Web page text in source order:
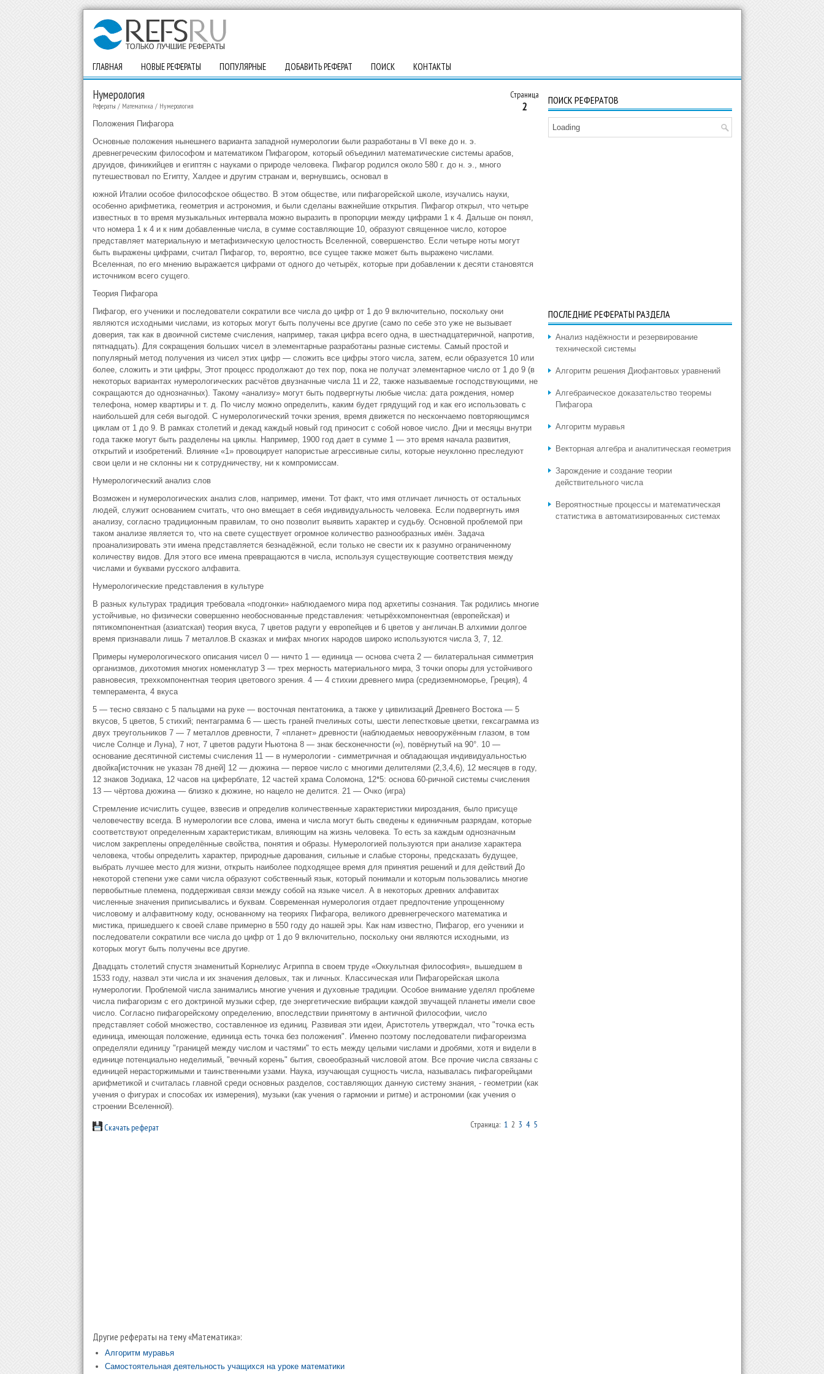
ГЛАВНАЯ НОВЫЕ РЕФЕРАТЫ ПОПУЛЯРНЫЕ ДОБАВИТЬ РЕФЕРАТ ПОИСК КОНТАКТЫ
Страница
2
Нумерология
Рефераты / Математика / Нумерология
Положения Пифагора
Основные положения нынешнего варианта западной нумерологии были разработаны в VI веке до н. э.
древнегреческим философом и математиком Пифагором, который объединил математические системы арабов,
друидов, финикийцев и египтян с науками о природе человека. Пифагор родился около 580 г. до н. э., много
путешествовал по Египту, Халдее и другим странам и, вернувшись, основал в
южной Италии особое философское общество. В этом обществе, или пифагорейской школе, изучались науки,
особенно арифметика, геометрия и астрономия, и были сделаны важнейшие открытия. Пифагор открыл, что четыре
известных в то время музыкальных интервала можно выразить в пропорции между цифрами 1 к 4. Дальше он понял,
что номера 1 к 4 и к ним добавленные числа, в сумме составляющие 10, образуют священное число, которое
представляет материальную и метафизическую целостность Вселенной, совершенство. Если четыре ноты могут
быть выражены цифрами, считал Пифагор, то, вероятно, все сущее также может быть выражено числами.
Вселенная, по его мнению выражается цифрами от одного до четырёх, которые при добавлении к десяти становятся
источником всего сущего.
Теория Пифагора
Пифагор, его ученики и последователи сократили все числа до цифр от 1 до 9 включительно, поскольку они
являются исходными числами, из которых могут быть получены все другие (само по себе это уже не вызывает
доверия, так как в двоичной системе счисления, например, такая цифра всего одна, в шестнадцатеричной, напротив,
пятнадцать). Для сокращения больших чисел в элементарные разработаны разные системы. Самый простой и
популярный метод получения из чисел этих цифр — сложить все цифры этого числа, затем, если образуется 10 или
более, сложить и эти цифры, Этот процесс продолжают до тех пор, пока не получат элементарное число от 1 до 9 (в
некоторых вариантах нумерологических расчётов двузначные числа 11 и 22, также называемые господствующими, не
сокращаются до однозначных). Такому «анализу» могут быть подвергнуты любые числа: дата рождения, номер
телефона, номер квартиры и т. д. По числу можно определить, каким будет грядущий год и как его использовать с
наибольшей для себя выгодой. С нумерологический точки зрения, время движется по нескончаемо повторяющимся
циклам от 1 до 9. В рамках столетий и декад каждый новый год приносит с собой новое число. Дни и месяцы внутри
года также могут быть разделены на циклы. Например, 1900 год дает в сумме 1 — это время начала развития,
открытий и изобретений. Влияние «1» провоцирует напористые агрессивные силы, которые неуклонно преследуют
свои цели и не склонны ни к сотрудничеству, ни к компромиссам.
Нумерологический анализ слов
Возможен и нумерологических анализ слов, например, имени. Тот факт, что имя отличает личность от остальных
людей, служит основанием считать, что оно вмещает в себя индивидуальность человека. Если подвергнуть имя
анализу, согласно традиционным правилам, то оно позволит выявить характер и судьбу. Основной проблемой при
таком анализе является то, что на свете существует огромное количество разнообразных имён. Задача
проанализировать эти имена представляется безнадёжной, если только не свести их к разумно ограниченному
количеству видов. Для этого все имена превращаются в числа, используя существующие соответствия между
числами и буквами русского алфавита.
Нумерологические представления в культуре
В разных культурах традиция требовала «подгонки» наблюдаемого мира под архетипы сознания. Так родились многие
устойчивые, но физически совершенно необоснованные представления: четырёхкомпонентная (европейская) и
пятикомпонентная (азиатская) теория вкуса, 7 цветов радуги у европейцев и 6 цветов у англичан.В алхимии долгое
время признавали лишь 7 металлов.В сказках и мифах многих народов широко используются числа 3, 7, 12.
Примеры нумерологического описания чисел 0 — ничто 1 — единица — основа счета 2 — билатеральная симметрия
организмов, дихотомия многих номенклатур 3 — трех мерность материального мира, 3 точки опоры для устойчивого
равновесия, трехкомпонентная теория цветового зрения. 4 — 4 стихии древнего мира (средиземноморье, Греция), 4
темперамента, 4 вкуса
5 — тесно связано с 5 пальцами на руке — восточная пентатоника, а также у цивилизаций Древнего Востока — 5
вкусов, 5 цветов, 5 стихий; пентаграмма 6 — шесть граней пчелиных соты, шести лепестковые цветки, гексаграмма из
двух треугольников 7 — 7 металлов древности, 7 «планет» древности (наблюдаемых невооружённым глазом, в том
числе Солнце и Луна), 7 нот, 7 цветов радуги Ньютона 8 — знак бесконечности (∞), повёрнутый на 90°. 10 —
основание десятичной системы счисления 11 — в нумерологии - симметричная и обладающая индивидуальностью
двойка[источник не указан 78 дней] 12 — дюжина — первое число с многими делителями (2,3,4,6), 12 месяцев в году,
12 знаков Зодиака, 12 часов на циферблате, 12 частей храма Соломона, 12*5: основа 60-ричной системы счисления
13 — чёртова дюжина — близко к дюжине, но нацело не делится. 21 — Очко (игра)
Стремление исчислить сущее, взвесив и определив количественные характеристики мироздания, было присуще
человечеству всегда. В нумерологии все слова, имена и числа могут быть сведены к единичным разрядам, которые
соответствуют определенным характеристикам, влияющим на жизнь человека. То есть за каждым однозначным
числом закреплены определённые свойства, понятия и образы. Нумерологией пользуются при анализе характера
человека, чтобы определить характер, природные дарования, сильные и слабые стороны, предсказать будущее,
выбрать лучшее место для жизни, открыть наиболее подходящее время для принятия решений и для действий До
некоторой степени уже сами числа образуют собственный язык, который понимали и которым пользовались многие
первобытные племена, поддерживая связи между собой на языке чисел. А в некоторых древних алфавитах
численные значения приписывались и буквам. Современная нумерология отдает предпочтение упрощенному
числовому и алфавитному коду, основанному на теориях Пифагора, великого древнегреческого математика и
мистика, пришедшего к своей славе примерно в 550 году до нашей эры. Как нам известно, Пифагор, его ученики и
последователи сократили все числа до цифр от 1 до 9 включительно, поскольку они являются исходными, из
которых могут быть получены все другие.
Двадцать столетий спустя знаменитый Корнелиус Агриппа в своем труде «Оккультная философия», вышедшем в
1533 году, назвал эти числа и их значения деловых, так и личных. Классическая или Пифагорейская школа
нумерологии. Проблемой числа занимались многие учения и духовные традиции. Особое внимание уделял проблеме
числа пифагоризм с его доктриной музыки сфер, где энергетические вибрации каждой звучащей планеты имели свое
число. Согласно пифагорейскому определению, впоследствии принятому в античной философии, число
представляет собой множество, составленное из единиц. Развивая эти идеи, Аристотель утверждал, что "точка есть
единица, имеющая положение, единица есть точка без положения". Именно поэтому последователи пифагореизма
определяли единицу "границей между числом и частями" то есть между целыми числами и дробями, хотя и видели в
единице потенциально неделимый, "вечный корень" бытия, своеобразный числовой атом. Все прочие числа связаны с
единицей нерасторжимыми и таинственными узами. Наука, изучающая сущность числа, называлась пифагорейцами
арифметикой и считалась главной среди основных разделов, составляющих данную систему знания, - геометрии (как
учения о фигурах и способах их измерения), музыки (как учения о гармонии и ритме) и астрономии (как учения о
строении Вселенной).
Скачать реферат Страница: 12 3 4 5
Другие рефераты на тему «Математика»:
Алгоритм муравья
Самостоятельная деятельность учащихся на уроке математики
ПОИСК РЕФЕРАТОВ
Loading
ПОСЛЕДНИЕ РЕФЕРАТЫ РАЗДЕЛА
Анализ надёжности и резервирование
технической системы
Алгоритм решения Диофантовых уравнений
Алгебраическое доказательство теоремы
Пифагора
Алгоритм муравья
Векторная алгебра и аналитическая геометрия
Зарождение и создание теории
действительного числа
Вероятностные процессы и математическая
статистика в автоматизированных системах